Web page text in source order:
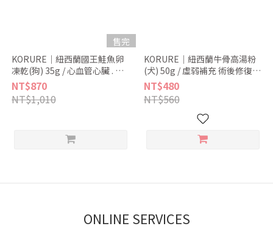
售完
KORURE｜紐西蘭國王鮭魚卵
凍乾(狗) 35g / 心血管心臟 . 皮
膚毛髮亮麗
NT$870
NT$1,010
KORURE｜紐西蘭牛骨高湯粉
(犬) 50g / 虛弱補充 術後修復
皮膚毛髮亮麗 心血管心臟保養
NT$480
NT$560
ONLINE SERVICES